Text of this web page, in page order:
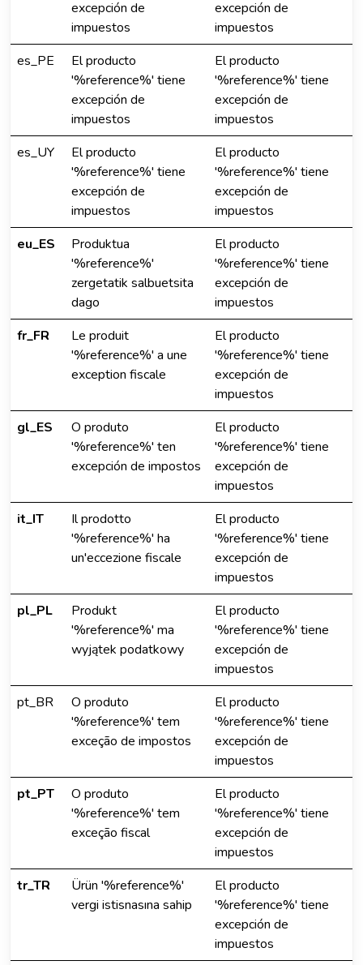
excepción de
impuestos
excepción de
impuestos
es_PE
El producto
'%reference%' tiene
excepción de
impuestos
El producto
'%reference%' tiene
excepción de
impuestos
es_UY
El producto
'%reference%' tiene
excepción de
impuestos
El producto
'%reference%' tiene
excepción de
impuestos
eu_ES
Produktua
'%reference%'
zergetatik salbuetsita
dago
El producto
'%reference%' tiene
excepción de
impuestos
fr_FR
Le produit
'%reference%' a une
exception fiscale
El producto
'%reference%' tiene
excepción de
impuestos
gl_ES
O produto
'%reference%' ten
excepción de impostos
El producto
'%reference%' tiene
excepción de
impuestos
it_IT
Il prodotto
'%reference%' ha
un'eccezione fiscale
El producto
'%reference%' tiene
excepción de
impuestos
pl_PL
Produkt
'%reference%' ma
wyjątek podatkowy
El producto
'%reference%' tiene
excepción de
impuestos
pt_BR
O produto
'%reference%' tem
exceção de impostos
El producto
'%reference%' tiene
excepción de
impuestos
pt_PT
O produto
'%reference%' tem
exceção fiscal
El producto
'%reference%' tiene
excepción de
impuestos
tr_TR
Ürün '%reference%'
vergi istisnasına sahip
El producto
'%reference%' tiene
excepción de
impuestos